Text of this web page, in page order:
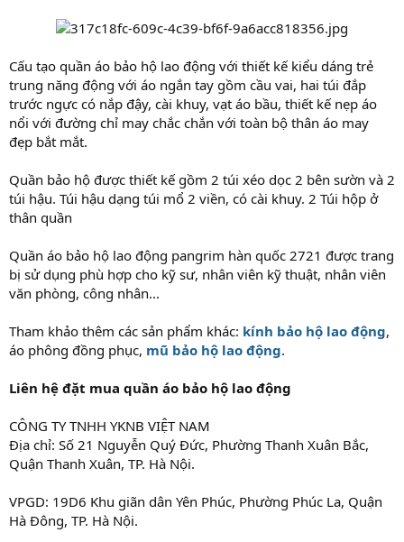
Cấu tạo quần áo bảo hộ lao động với thiết kế kiểu dáng trẻ
trung năng động với áo ngắn tay gồm cầu vai, hai túi đắp
trước ngực có nắp đậy, cài khuy, vạt áo bầu, thiết kế nẹp áo
nổi với đường chỉ may chắc chắn với toàn bộ thân áo may
đẹp bắt mắt.
Quần bảo hộ được thiết kế gồm 2 túi xéo dọc 2 bên sườn và 2
túi hậu. Túi hậu dạng túi mổ 2 viền, có cài khuy. 2 Túi hộp ở
thân quần
Quần áo bảo hộ lao động pangrim hàn quốc 2721 được trang
bị sử dụng phù hợp cho kỹ sư, nhân viên kỹ thuật, nhân viên
văn phòng, công nhân...
Tham khảo thêm các sản phẩm khác: kính bảo hộ lao động,
áo phông đồng phục, mũ bảo hộ lao động.
Liên hệ đặt mua quần áo bảo hộ lao động
CÔNG TY TNHH YKNB VIỆT NAM
Địa chỉ: Số 21 Nguyễn Quý Đức, Phường Thanh Xuân Bắc,
Quận Thanh Xuân, TP. Hà Nội.
VPGD: 19D6 Khu giãn dân Yên Phúc, Phường Phúc La, Quận
Hà Đông, TP. Hà Nội.